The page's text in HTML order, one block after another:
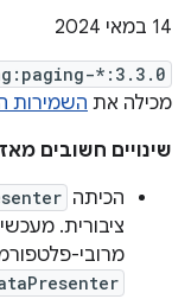
‫14 במאי 2024
*:3.3.0
מכילה את השמירות
שינויים חשובים מאז
הכיתה
ציבורית.
מרובי-